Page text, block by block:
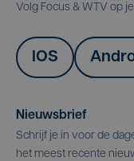
Volg Focus & WTV op
IOS
Nieuwsbrief
Schrijf je in voor de
het meest recente